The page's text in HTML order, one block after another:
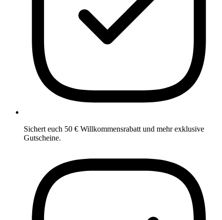
Sichert euch 50 € Willkommensrabatt und mehr exklusive
Gutscheine.